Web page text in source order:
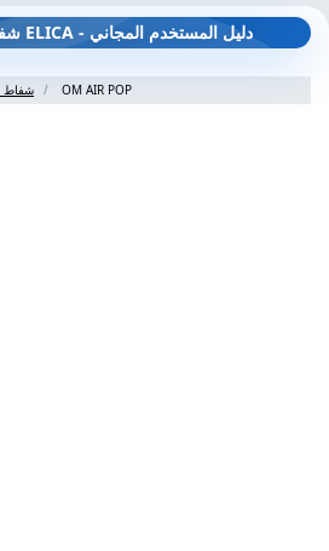
OM AIR POP - شفاط مطبخ ELICA - دليل المستخدم المجاني
شفاط OM AIR POP